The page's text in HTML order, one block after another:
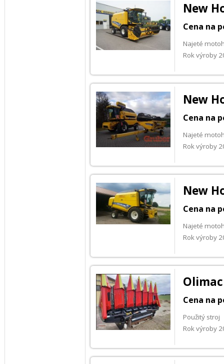
New
Cena na
Najeté
Rok výroby
New
Cena na
Najeté
Rok výroby
New
Cena na
Najeté
Rok výroby
Cena na
Použitý stroj
Rok výroby